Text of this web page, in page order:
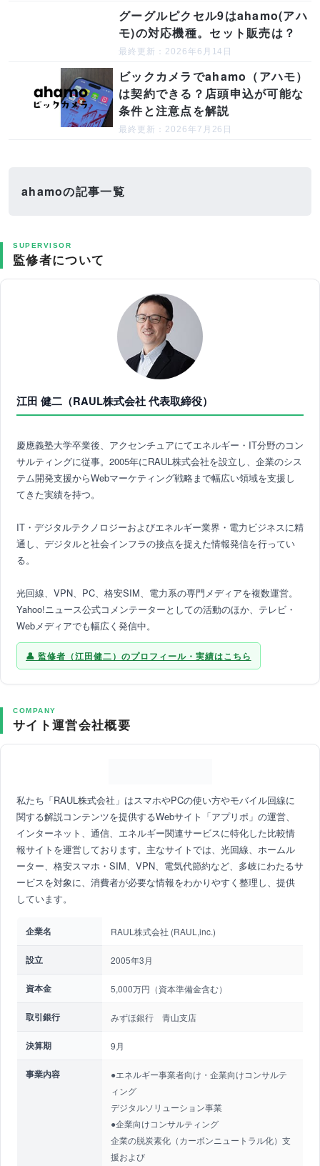
グーグルピクセル9はahamo(アハ
モ)の対応機種。セット販売は？
最終更新：2026年6月14日
ビックカメラでahamo（アハモ）
は契約できる？店頭申込が可能な
条件と注意点を解説
最終更新：2026年7月26日
ahamoの記事一覧
SUPERVISOR
監修者について
江田 健二（RAUL株式会社 代表取締役）
慶應義塾大学卒業後、アクセンチュアにてエネルギー・IT分野のコン
サルティングに従事。2005年にRAUL株式会社を設立し、企業のシス
テム開発支援からWebマーケティング戦略まで幅広い領域を支援し
てきた実績を持つ。
IT・デジタルテクノロジーおよびエネルギー業界・電力ビジネスに精
通し、デジタルと社会インフラの接点を捉えた情報発信を行ってい
る。
光回線、VPN、PC、格安SIM、電力系の専門メディアを複数運営。
Yahoo!ニュース公式コメンテーターとしての活動のほか、テレビ・
Webメディアでも幅広く発信中。
監修者（江田健二）のプロフィール・実績はこちら
COMPANY
サイト運営会社概要
私たち「RAUL株式会社」はスマホやPCの使い方やモバイル回線に
関する解説コンテンツを提供するWebサイト「アプリポ」の運営、
インターネット、通信、エネルギー関連サービスに特化した比較情
報サイトを運営しております。主なサイトでは、光回線、ホームル
ーター、格安スマホ・SIM、VPN、電気代節約など、多岐にわたるサ
ービスを対象に、消費者が必要な情報をわかりやすく整理し、提供
しています。
企業名 RAUL株式会社 (RAUL,inc.)
設立 2005年3月
資本金 5,000万円（資本準備金含む）
取引銀行 みずほ銀行 青山支店
決算期 9月
事業内容
●エネルギー事業者向け・企業向けコンサルテ
ィング
デジタルソリューション事業
●企業向けコンサルティング
企業の脱炭素化（カーボンニュートラル化）支
援および